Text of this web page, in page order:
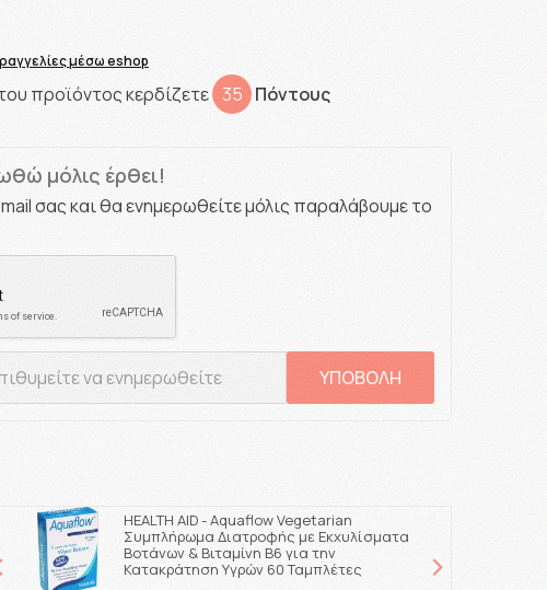
μέσω eshop
προϊόντος κερδίζετε 35 Πόντους
μόλις έρθει!
σας και θα ενημερωθείτε μόλις παραλάβουμε το
ΥΠΟΒΟΛΗ
HEALTH AID - Aquaflow Vegetarian
Συμπλήρωμα Διατροφής με Εκχυλίσματα
Βοτάνων & Βιταμίνη Β6 για την
Κατακράτηση Υγρών 60 Ταμπλέτες